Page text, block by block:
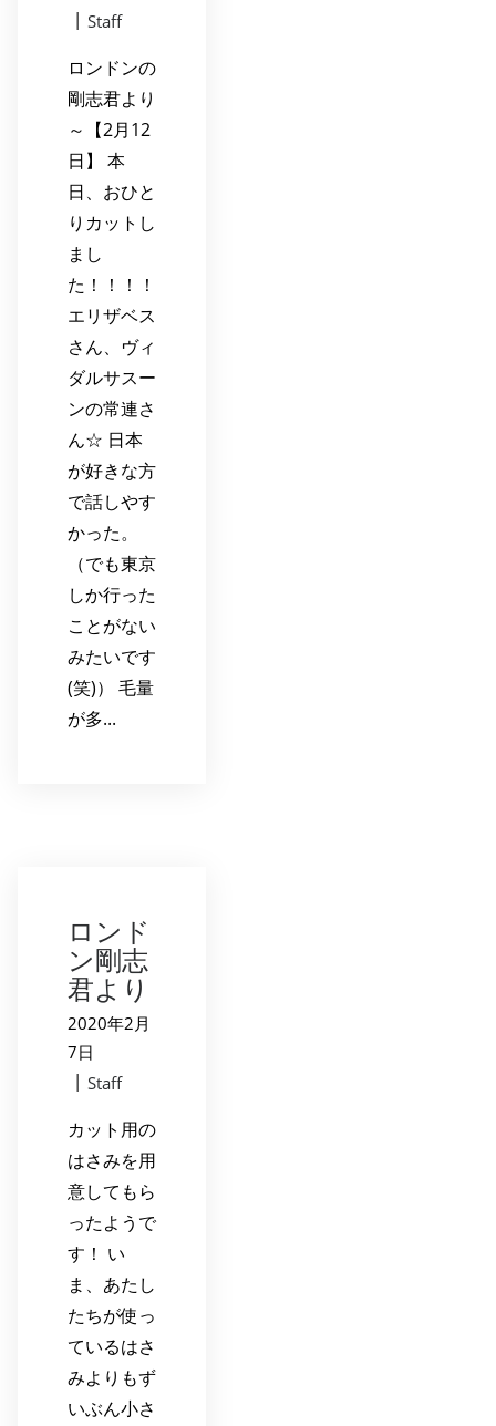
| Staff
ロンドンの
剛志君より
～【2月12
日】 本
日、おひと
りカットし
まし
た！！！！
エリザベス
さん、ヴィ
ダルサスー
ンの常連さ
ん☆ 日本
が好きな方
で話しやす
かった。
（でも東京
しか行った
ことがない
みたいです
(笑)） 毛量
が多...
ロンド
ン剛志
君より
2020年2月
7日
| Staff
カット用の
はさみを用
意してもら
ったようで
す！ い
ま、あたし
たちが使っ
ているはさ
みよりもず
いぶん小さ